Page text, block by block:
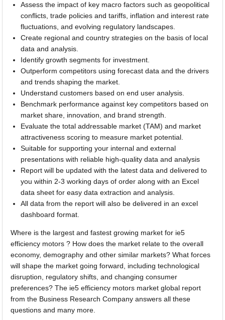
Assess the impact of key macro factors such as geopolitical
conflicts, trade policies and tariffs, inflation and interest rate
fluctuations, and evolving regulatory landscapes.
Create regional and country strategies on the basis of local
data and analysis.
Identify growth segments for investment.
Outperform competitors using forecast data and the drivers
and trends shaping the market.
Understand customers based on end user analysis.
Benchmark performance against key competitors based on
market share, innovation, and brand strength.
Evaluate the total addressable market (TAM) and market
attractiveness scoring to measure market potential.
Suitable for supporting your internal and external
presentations with reliable high-quality data and analysis
Report will be updated with the latest data and delivered to
you within 2-3 working days of order along with an Excel
data sheet for easy data extraction and analysis.
All data from the report will also be delivered in an excel
dashboard format.
Where is the largest and fastest growing market for ie5
efficiency motors ? How does the market relate to the overall
economy, demography and other similar markets? What forces
will shape the market going forward, including technological
disruption, regulatory shifts, and changing consumer
preferences? The ie5 efficiency motors market global report
from the Business Research Company answers all these
questions and many more.